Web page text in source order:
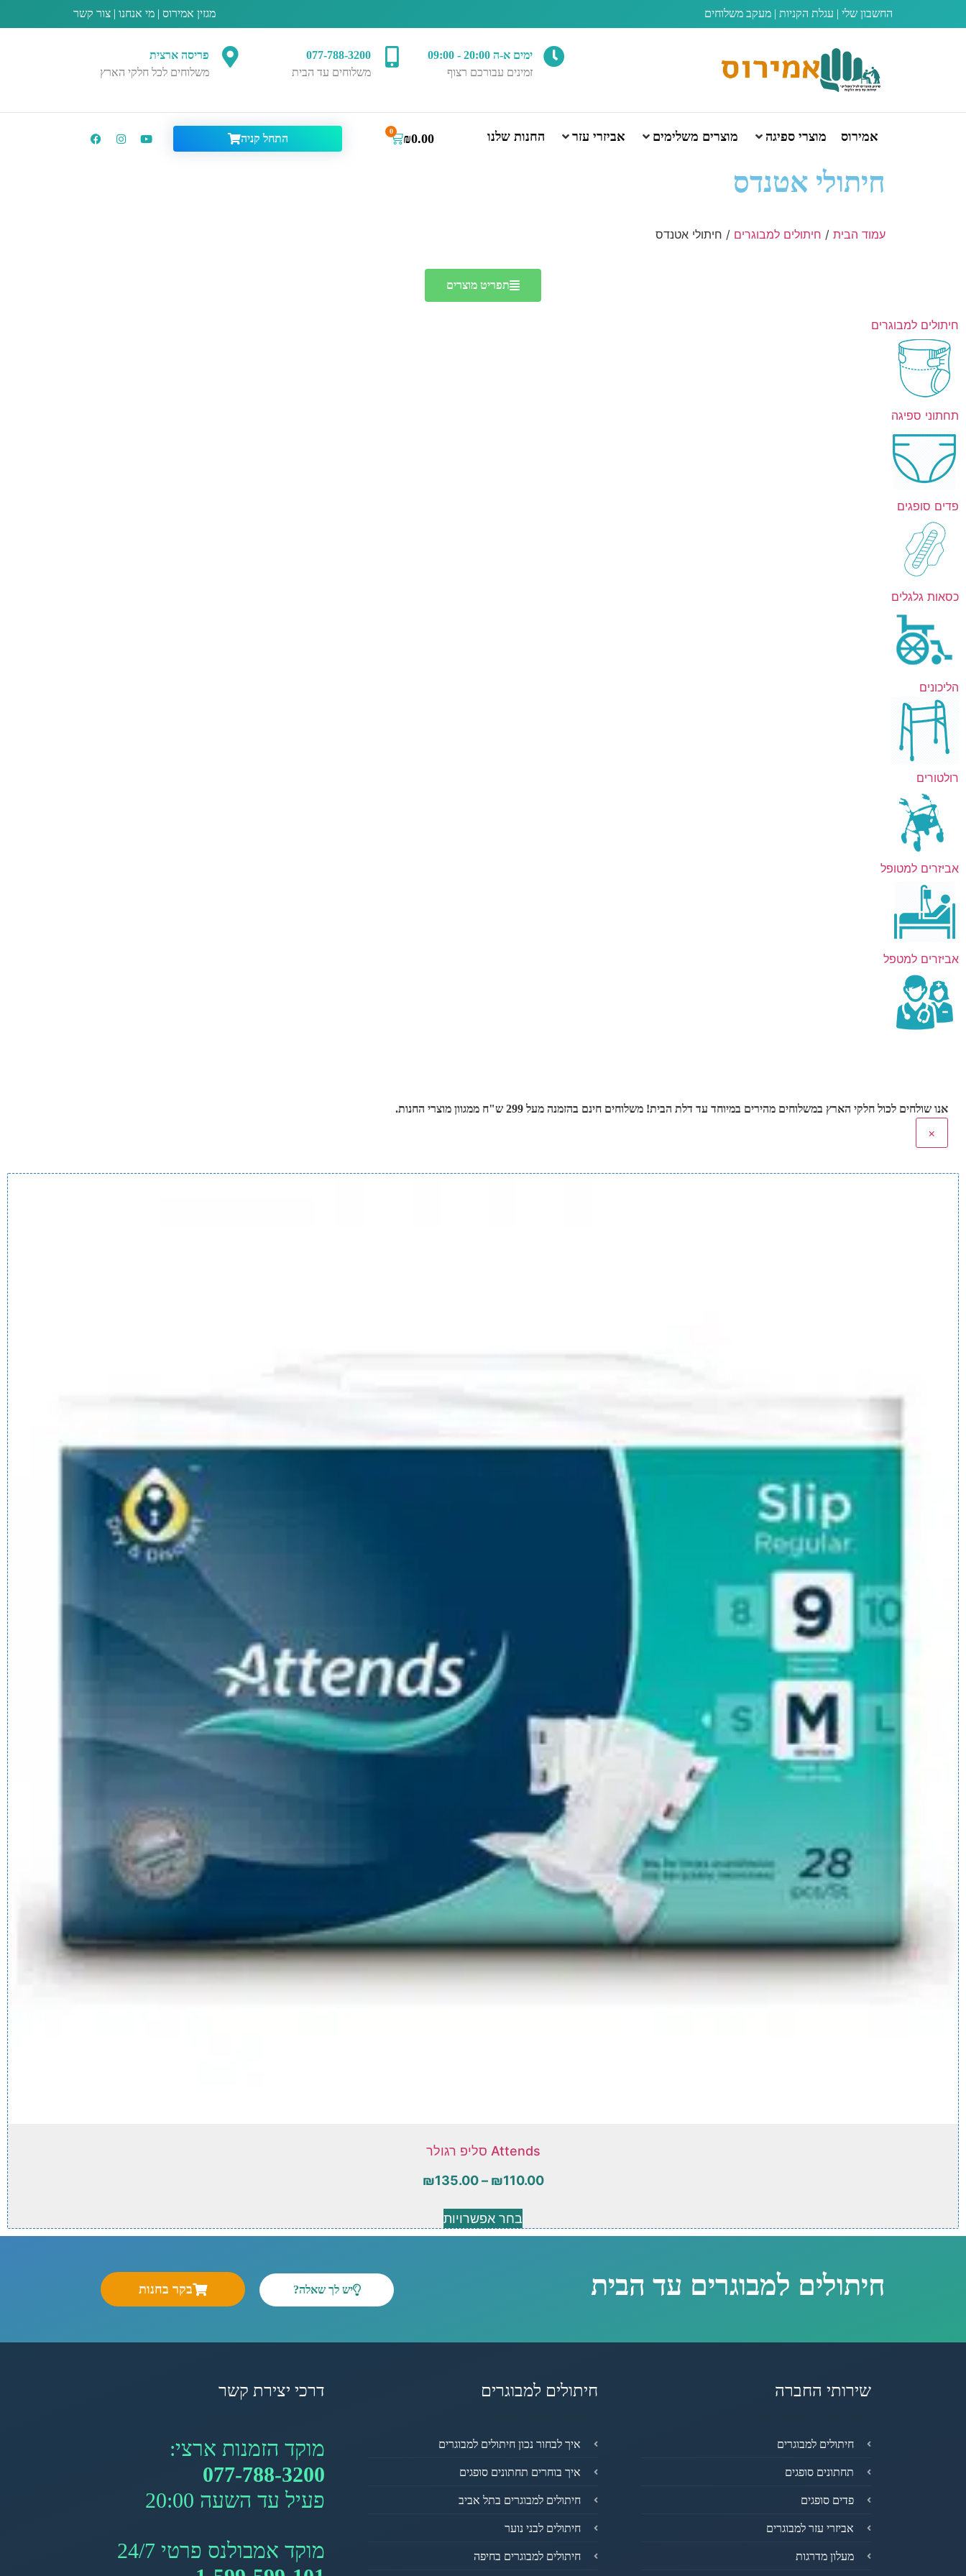
החשבון שלי | עגלת הקניות | מעקב משלוחים מגזין אמירוס | מי אנחנו | צור קשר
ימים א-ה 20:00 - 09:00
זמינים עבורכם רצוף
077-788-3200
משלוחים עד הבית
פריסה ארצית
משלוחים לכל חלקי הארץ
אמירוס מוצרי ספיגה מוצרים משלימים אביזרי עזר החנות שלנו ₪0.00
0
התחל קניה
חיתולי אטנדס
עמוד הבית / חיתולים למבוגרים / חיתולי אטנדס
תפריט מוצרים
חיתולים למבוגרים
תחתוני ספיגה
פדים סופגים
כסאות גלגלים
הליכונים
רולטורים
אביזרים למטופל
אביזרים למטפל
אנו שולחים לכול חלקי הארץ במשלוחים מהירים במיוחד עד דלת הבית! משלוחים חינם בהזמנה מעל 299 ש"ח ממגוון מוצרי החנות.
×
Attends סליפ רגולר
₪110.00
–
₪135.00
בחר אפשרויות
חיתולים למבוגרים עד הבית יש לך שאלה? בקר בחנות
שירותי החברה
חיתולים למבוגרים
תחתונים סופגים
פדים סופגים
אביזרי עזר למבוגרים
מעלון מדרגות
חיתולים למבוגרים
איך לבחור נכון חיתולים למבוגרים
איך בוחרים תחתונים סופגים
חיתולים למבוגרים בתל אביב
חיתולים לבני נוער
חיתולים למבוגרים בחיפה
דרכי יצירת קשר
מוקד הזמנות ארצי:
077-788-3200
פעיל עד השעה 20:00
מוקד אמבולנס פרטי 24/7